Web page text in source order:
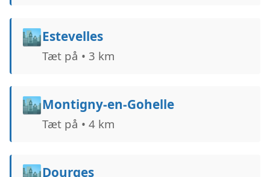
🏙️Estevelles
Tæt på • 3 km
🏙️Montigny-en-Gohelle
Tæt på • 4 km
Dourges